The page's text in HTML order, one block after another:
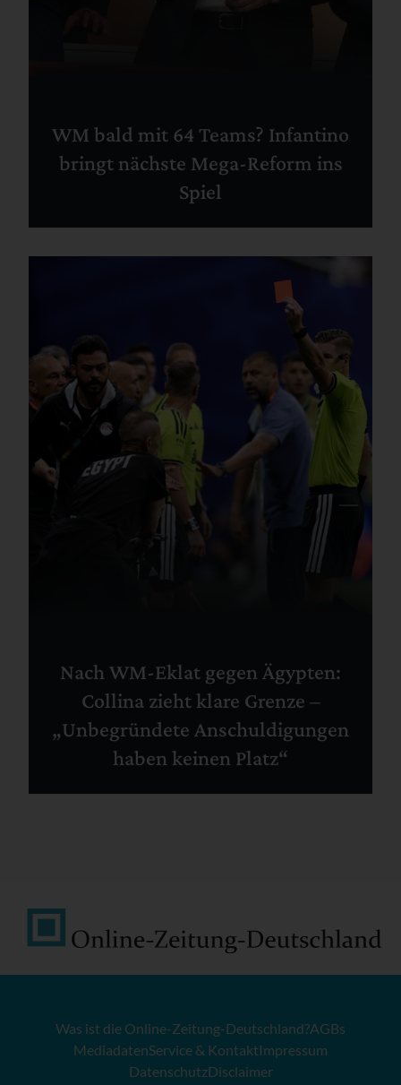
WM bald mit 64 Teams? Infantino
bringt nächste Mega-Reform ins
Spiel
Nach WM-Eklat gegen Ägypten:
Collina zieht klare Grenze –
„Unbegründete Anschuldigungen
haben keinen Platz“
Was ist die Online-Zeitung-Deutschland?AGBs
MediadatenService & KontaktImpressum
DatenschutzDisclaimer